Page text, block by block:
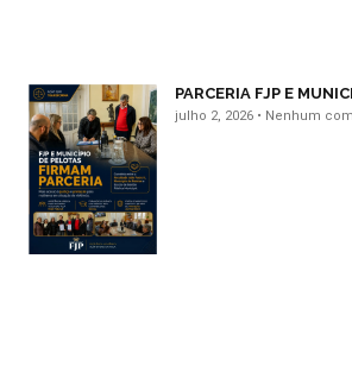
PARCERIA FJP E
julho 2, 2026 Nenhum